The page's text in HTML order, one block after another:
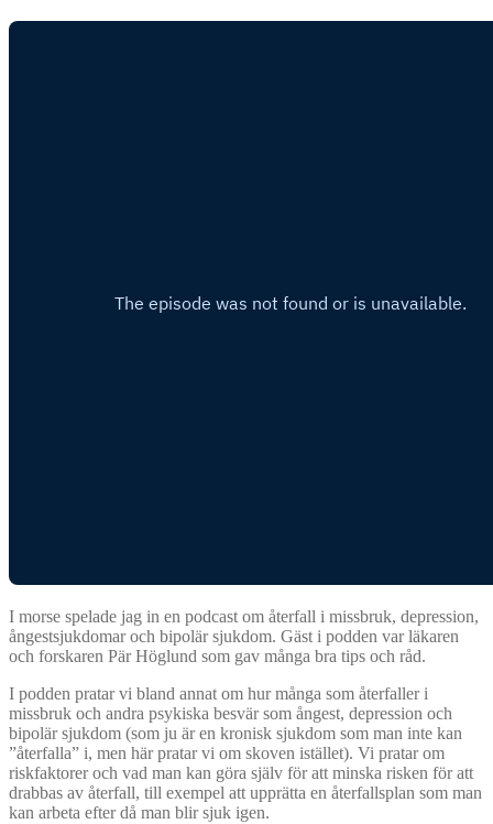
I morse spelade jag in en podcast om återfall i missbruk, depression,
ångestsjukdomar och bipolär sjukdom. Gäst i podden var läkaren
och forskaren Pär Höglund som gav många bra tips och råd.
I podden pratar vi bland annat om hur många som återfaller i
missbruk och andra psykiska besvär som ångest, depression och
bipolär sjukdom (som ju är en kronisk sjukdom som man inte kan
”återfalla” i, men här pratar vi om skoven istället). Vi pratar om
riskfaktorer och vad man kan göra själv för att minska risken för att
drabbas av återfall, till exempel att upprätta en återfallsplan som man
kan arbeta efter då man blir sjuk igen.